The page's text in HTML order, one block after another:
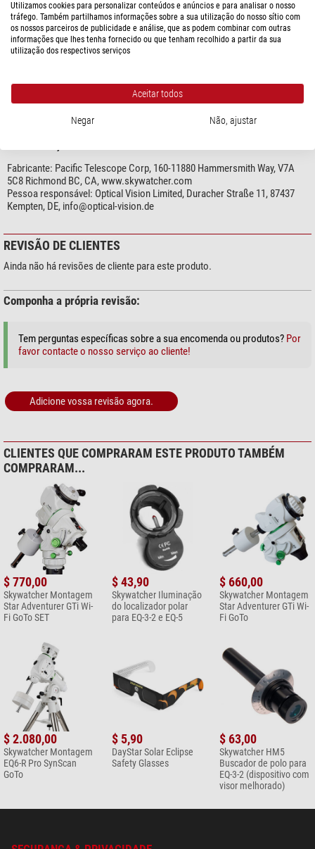
confortável, o visor de ângulo pode ser rodado 360°, bloqueado a
intervalos regulares. O visor pode ser comutado para ampliação 1x e 2x. A
ocular está equipada com um porta ocular de borracha dobrável e pode ser
ajustada para +/- 4 dioptrias. Além disso, o buscador de ângulos também
Um acessório útil para evitar distorções ao alinhar o seu suporte.
mostre mais...
Fabricante: Pacific Telescope Corp, 160-11880 Hammersmith Way, V7A
5C8 Richmond BC, CA, www.skywatcher.com
Pessoa responsável: Optical Vision Limited, Duracher Straße 11, 87437
Kempten, DE, info@optical-vision.de
REVISÃO DE CLIENTES
Ainda não há revisões de cliente para este produto.
Componha a própria revisão:
Tem perguntas específicas sobre a sua encomenda ou produtos? Por
favor contacte o nosso serviço ao cliente!
Adicione vossa revisão agora.
CLIENTES QUE COMPRARAM ESTE PRODUTO TAMBÉM
COMPRARAM...
$ 770,00
Skywatcher Montagem
Star Adventurer GTi Wi-
Fi GoTo SET
$ 43,90
Skywatcher Iluminação
do localizador polar
para EQ-3-2 e EQ-5
$ 660,00
Skywatcher Montagem
Star Adventurer GTi Wi-
Fi GoTo
$ 2.080,00
Skywatcher Montagem
EQ6-R Pro SynScan
GoTo
$ 5,90
DayStar Solar Eclipse
Safety Glasses
$ 63,00
Skywatcher HM5
Buscador de polo para
EQ-3-2 (dispositivo com
visor melhorado)
Utilizamos cookies para personalizar conteúdos e anúncios e para analisar o nosso
tráfego. Também partilhamos informações sobre a sua utilização do nosso sítio com
os nossos parceiros de publicidade e análise, que as podem combinar com outras
informações que lhes tenha fornecido ou que tenham recolhido a partir da sua
utilização dos respectivos serviços
Aceitar todos
Negar Não, ajustar